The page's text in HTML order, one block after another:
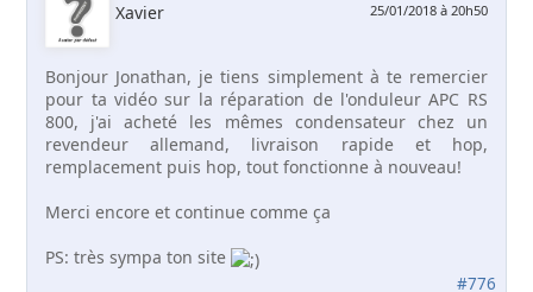
Xavier
#776
25/01/2018 à 20h50
Bonjour Jonathan, je tiens simplement à te remercier
pour ta vidéo sur la réparation de l'onduleur APC RS
800, j'ai acheté les mêmes condensateur chez un
revendeur allemand, livraison rapide et hop,
remplacement puis hop, tout fonctionne à nouveau!
Merci encore et continue comme ça
PS: très sympa ton site